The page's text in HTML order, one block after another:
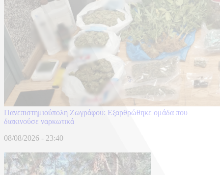
Πανεπιστημιούπολη Ζωγράφου: Εξαρθρώθηκε ομάδα που
διακινούσε ναρκωτικά
08/08/2026 - 23:40